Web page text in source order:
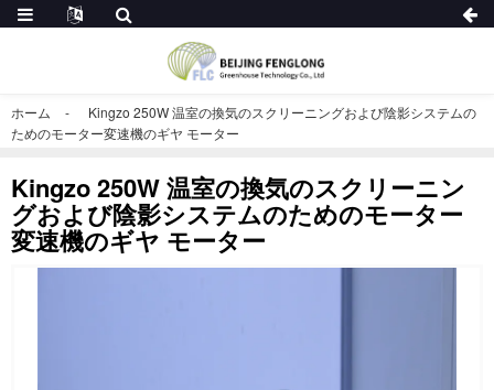
ホーム
Kingzo 250W 温室の換気のスクリーニングおよび陰影システムの
ためのモーター変速機のギヤ モーター
Kingzo 250W 温室の換気のスクリーニン
グおよび陰影システムのためのモーター
変速機のギヤ モーター